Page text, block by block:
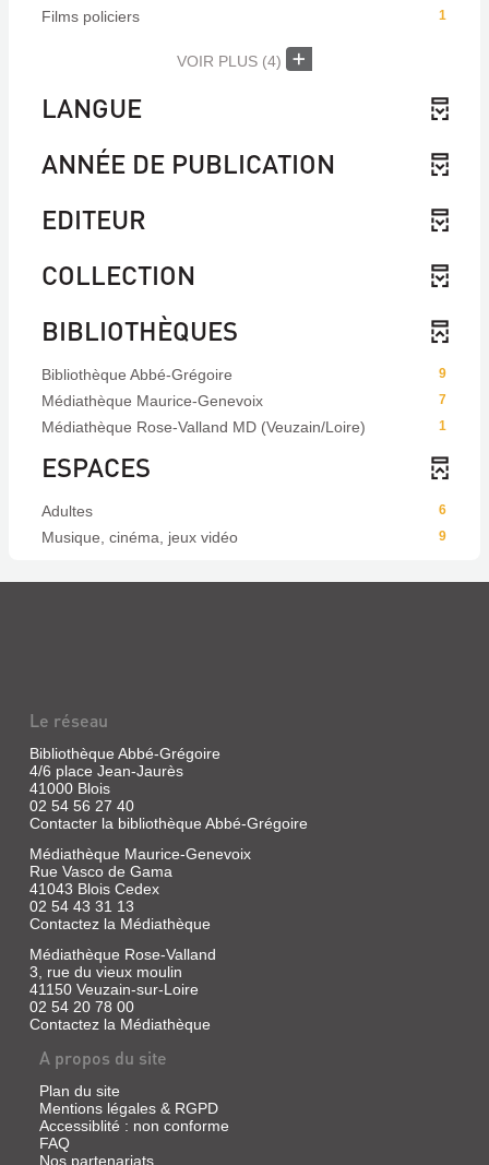
1
Films policiers
VOIR PLUS (4)
LANGUE
ANNÉE DE PUBLICATION
EDITEUR
COLLECTION
BIBLIOTHÈQUES
9
Bibliothèque Abbé-Grégoire
7
Médiathèque Maurice-Genevoix
1
Médiathèque Rose-Valland MD (Veuzain/Loire)
ESPACES
6
Adultes
9
Musique, cinéma, jeux vidéo
Le réseau
Bibliothèque Abbé-Grégoire
4/6 place Jean-Jaurès
41000 Blois
02 54 56 27 40
Contacter la bibliothèque Abbé-Grégoire
Médiathèque Maurice-Genevoix
Rue Vasco de Gama
41043 Blois Cedex
02 54 43 31 13
Contactez la Médiathèque
Médiathèque Rose-Valland
3, rue du vieux moulin
41150 Veuzain-sur-Loire
02 54 20 78 00
Contactez la Médiathèque
A propos du site
Plan du site
Mentions légales & RGPD
Accessiblité : non conforme
FAQ
Nos partenariats